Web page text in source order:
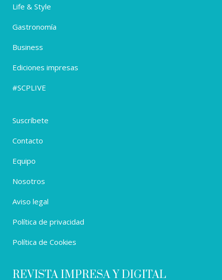
Life & Style
Gastronomía
Business
Ediciones impresas
#SCPLIVE
Suscríbete
Contacto
Equipo
Nosotros
Aviso legal
Política de privacidad
Política de Cookies
REVISTA IMPRESA Y DIGITAL